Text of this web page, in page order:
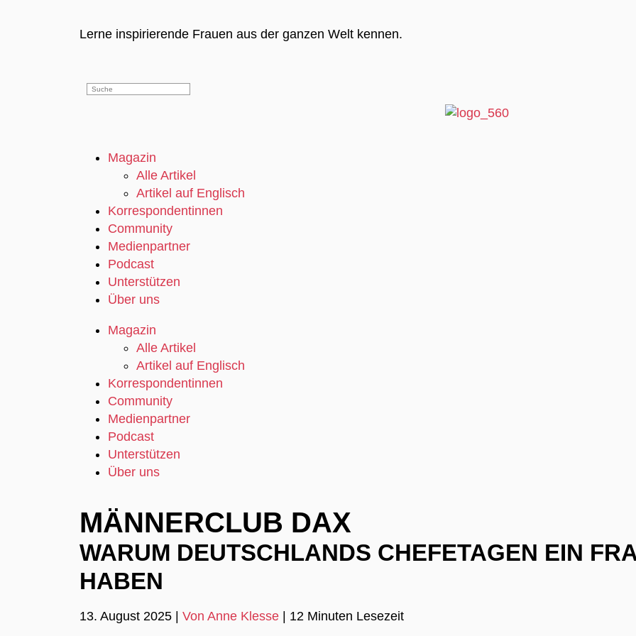
Lerne inspirierende Frauen aus der ganzen Welt kennen.
Magazin
Alle Artikel
Artikel auf Englisch
Korrespondentinnen
Community
Medienpartner
Podcast
Unterstützen
Über uns
Magazin
Alle Artikel
Artikel auf Englisch
Korrespondentinnen
Community
Medienpartner
Podcast
Unterstützen
Über uns
MÄNNERCLUB DAX
WARUM DEUTSCHLANDS CHEFETAGEN EIN
HABEN
13. August 2025 | Von Anne Klesse | 12 Minuten Lesezeit